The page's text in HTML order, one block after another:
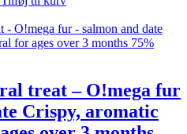
treat – O!mega fur
Crispy, aromatic